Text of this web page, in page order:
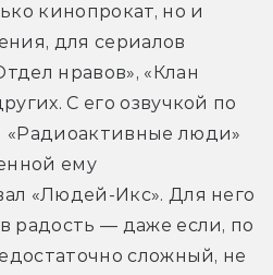
кинопрокат, но и
для сериалов
нравов», «Клан
С его озвучкой по
«Радиоактивные люди»
ему
«Людей-Икс». Для него
радость — даже если, по
сложный, не